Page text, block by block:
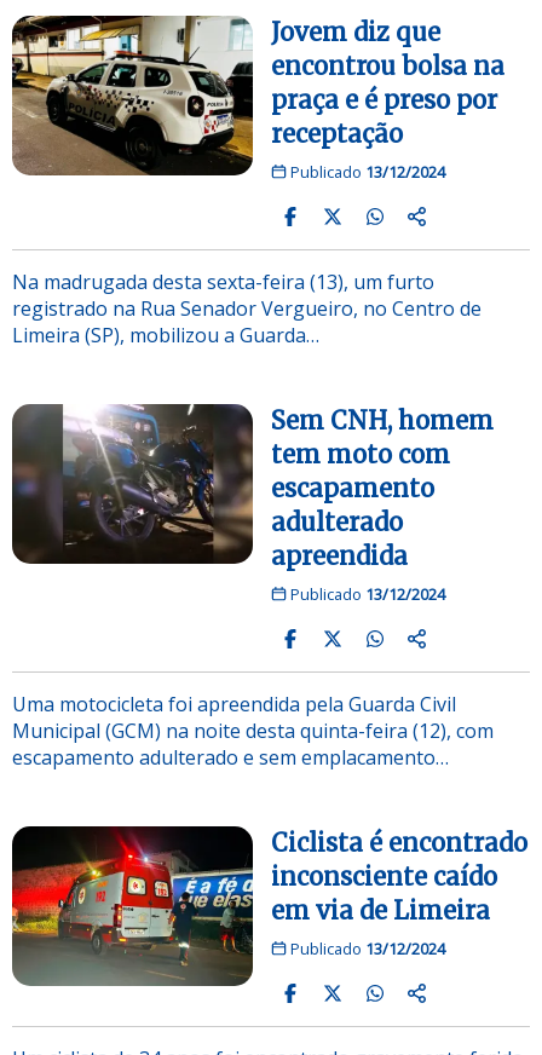
Jovem diz que
encontrou bolsa na
praça e é preso por
receptação
Publicado 13/12/2024
Na madrugada desta sexta-feira (13), um furto
registrado na Rua Senador Vergueiro, no Centro de
Limeira (SP), mobilizou a Guarda…
Sem CNH, homem
tem moto com
escapamento
adulterado
apreendida
Publicado 13/12/2024
Uma motocicleta foi apreendida pela Guarda Civil
Municipal (GCM) na noite desta quinta-feira (12), com
escapamento adulterado e sem emplacamento…
Ciclista é encontrado
inconsciente caído
em via de Limeira
Publicado 13/12/2024